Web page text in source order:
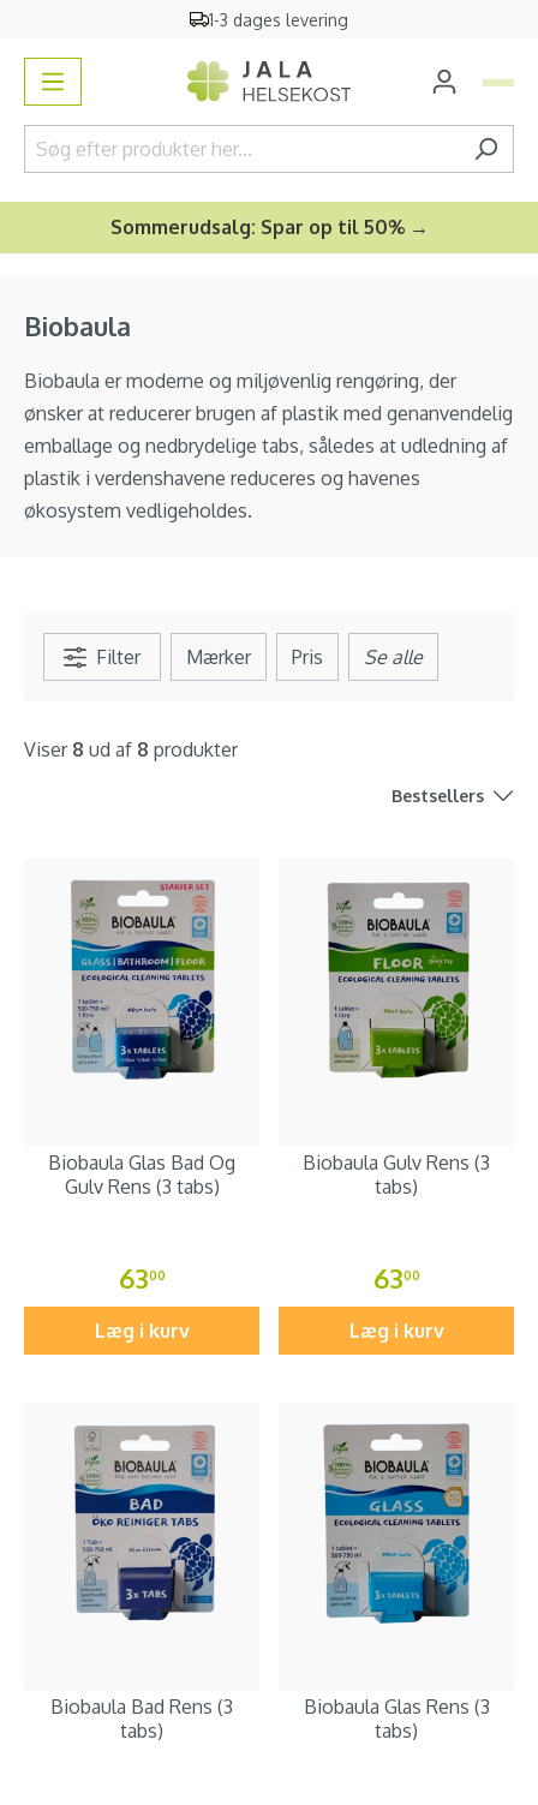
1-3 dages levering
Sommerudsalg: Spar op til 50% →
Biobaula
Biobaula er moderne og miljøvenlig rengøring, der
ønsker at reducerer brugen af plastik med genanvendelig
emballage og nedbrydelige tabs, således at udledning af
plastik i verdenshavene reduceres og havenes
økosystem vedligeholdes.
Filter Mærker Pris Se alle
Viser 8 ud af 8 produkter
Bestsellers
Biobaula Glas Bad Og
Gulv Rens (3 tabs)
6300
Læg i kurv
Biobaula Gulv Rens (3
tabs)
6300
Læg i kurv
Biobaula Bad Rens (3
tabs)
Biobaula Glas Rens (3
tabs)